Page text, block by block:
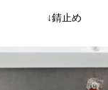
↓錆止め